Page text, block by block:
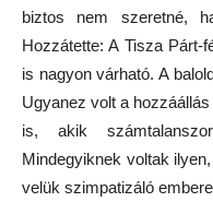
biztos nem szeretné,
Hozzátette: A Tisza Párt-
is nagyon várható. A
Ugyanez volt a
is, akik
Mindegyiknek voltak
velük szimpatizáló